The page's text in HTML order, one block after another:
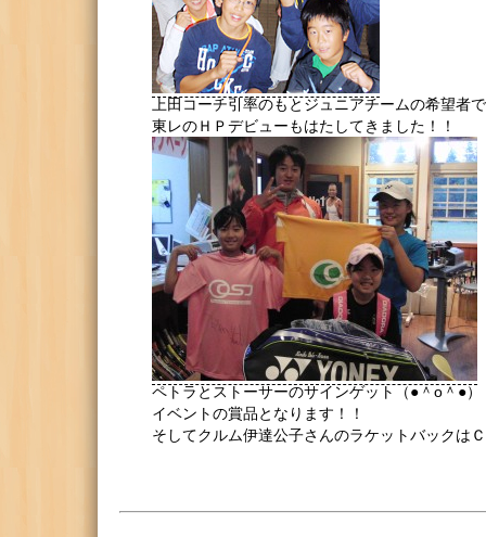
上田コーチ引率のもとジュニアチームの希望者
東レのＨＰデビューもはたしてきました！！
ペトラとストーサーのサインゲット（●＾o＾●）
イベントの賞品となります！！
そしてクルム伊達公子さんのラケットバックは